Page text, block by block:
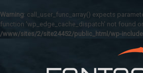
Warning: call_user_func_array() expects
function 'wp_edge_cache_dispatch' not found
/www/sites/2/site24452/public_html/wp-